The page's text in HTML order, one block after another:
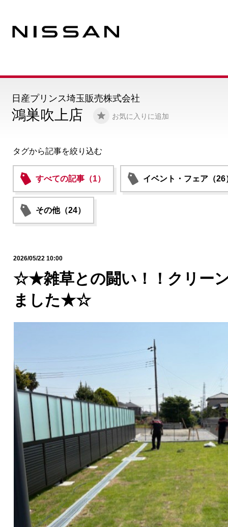
鴻巣吹上店 お気に入りに追加
日産プリンス埼玉販売株式会社
タグから記事を絞り込む
すべての記事（1） イベント・フェア（26
その他（24）
2026/05/22 10:00
☆★雑草との闘い！！クリー
ました★☆